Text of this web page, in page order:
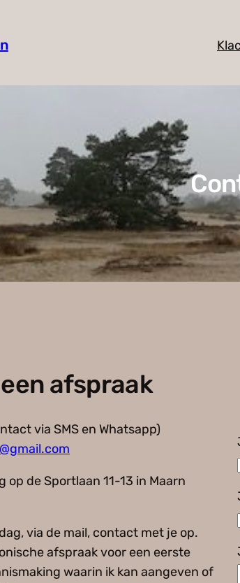
afspraak
via SMS en Whatsapp)
op de Sportlaan 11-13 in Maarn
via de mail, contact met je op.
afspraak voor een eerste
waarin ik kan aangeven of